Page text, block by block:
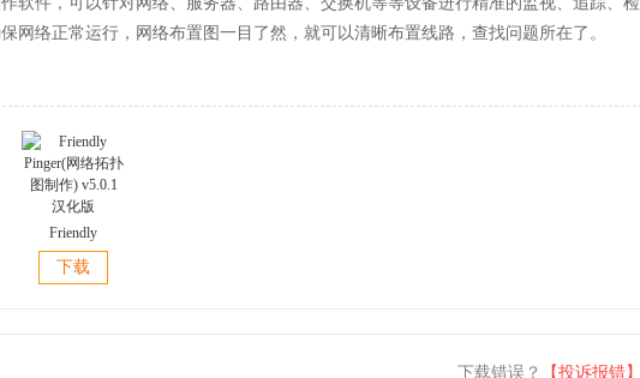
网络正常运行，网络布置图一目了然，就可以清晰布置线路，查找问题所在了。
Friendly
Pinger(网络拓扑
图制作) v5.0.1
下载
下载错误？ 【投诉报错】